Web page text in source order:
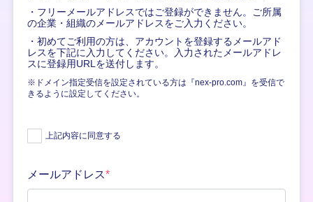
・フリーメールアドレスではご登録ができません。ご所属
の企業・組織のメールアドレスをご入力ください。
・初めてご利用の方は、アカウントを登録するメールアド
レスを下記に入力してください。入力されたメールアドレ
スに登録用URLを送付します。
※ドメイン指定受信を設定されている方は『nex-pro.com』を受信で
きるように設定してください。
上記内容に同意する
メールアドレス*